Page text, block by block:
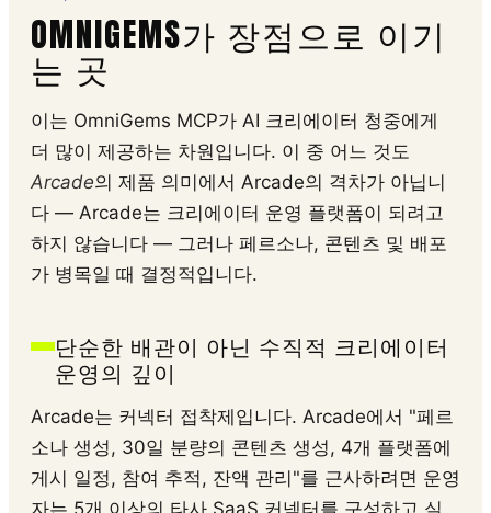
OMNIGEMS가 장점으로 이기
는 곳
이는 OmniGems MCP가 AI 크리에이터 청중에게
더 많이 제공하는 차원입니다. 이 중 어느 것도
Arcade의 제품 의미에서 Arcade의 격차가 아닙니
다 — Arcade는 크리에이터 운영 플랫폼이 되려고
하지 않습니다 — 그러나 페르소나, 콘텐츠 및 배포
가 병목일 때 결정적입니다.
단순한 배관이 아닌 수직적 크리에이터
운영의 깊이
Arcade는 커넥터 접착제입니다. Arcade에서 "페르
소나 생성, 30일 분량의 콘텐츠 생성, 4개 플랫폼에
게시 일정, 참여 추적, 잔액 관리"를 근사하려면 운영
자는 5개 이상의 타사 SaaS 커넥터를 구성하고 실